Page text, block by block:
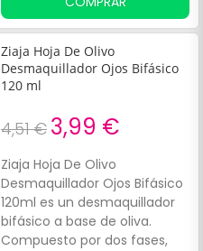
sombras de forma delicada
en el contorno de ojos. Su
textura líquida con acción
calmante y suavizante, está
diseñada para eliminar los
existentes sin necesidad de
frotar, dejando la piel limpia y
fresca. Apto para personas
con ojos sensibles.
Ziaja Hoja De Olivo
Desmaquillador Ojos Bifásico
120 ml
4,51 € 3,99 €
Ziaja Hoja De Olivo
Desmaquillador Ojos Bifásico
120ml es un desmaquillador
bifásico a base de oliva.
Compuesto por dos fases,